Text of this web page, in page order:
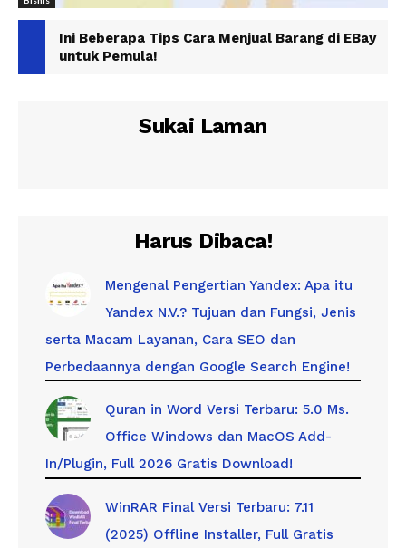
Ini Beberapa Tips Cara Menjual Barang di EBay
untuk Pemula!
Sukai Laman
Harus Dibaca!
Mengenal Pengertian Yandex: Apa itu
Yandex N.V.? Tujuan dan Fungsi, Jenis
serta Macam Layanan, Cara SEO dan
Perbedaannya dengan Google Search Engine!
Quran in Word Versi Terbaru: 5.0 Ms.
Office Windows dan MacOS Add-
In/Plugin, Full 2026 Gratis Download!
WinRAR Final Versi Terbaru: 7.11
(2025) Offline Installer, Full Gratis